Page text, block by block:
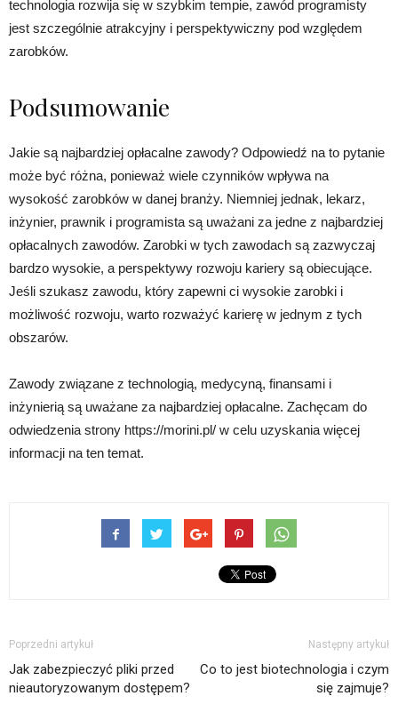
technologia rozwija się w szybkim tempie, zawód programisty
jest szczególnie atrakcyjny i perspektywiczny pod względem
zarobków.
Podsumowanie
Jakie są najbardziej opłacalne zawody? Odpowiedź na to pytanie
może być różna, ponieważ wiele czynników wpływa na
wysokość zarobków w danej branży. Niemniej jednak, lekarz,
inżynier, prawnik i programista są uważani za jedne z najbardziej
opłacalnych zawodów. Zarobki w tych zawodach są zazwyczaj
bardzo wysokie, a perspektywy rozwoju kariery są obiecujące.
Jeśli szukasz zawodu, który zapewni ci wysokie zarobki i
możliwość rozwoju, warto rozważyć karierę w jednym z tych
obszarów.
Zawody związane z technologią, medycyną, finansami i
inżynierią są uważane za najbardziej opłacalne. Zachęcam do
odwiedzenia strony https://morini.pl/ w celu uzyskania więcej
informacji na ten temat.
Poprzedni artykuł
Jak zabezpieczyć pliki przed
nieautoryzowanym dostępem?
Następny artykuł
Co to jest biotechnologia i czym
się zajmuje?